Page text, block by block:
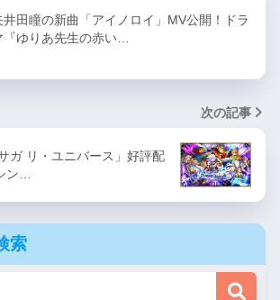
井田瞳の新曲「アイノロイ」MV公開！ドラ
『ゆりあ先生の赤い…
次の記事
ガ リ・ユニバース」好評配
ン…
索